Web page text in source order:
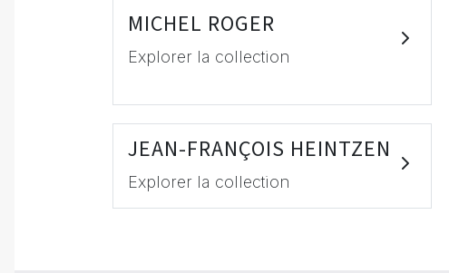
MICHEL ROGER
Explorer la collection
JEAN-FRANÇOIS HEINTZEN
Explorer la collection